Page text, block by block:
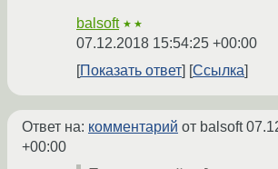
balsoft ★★
07.12.2018 15:54:25 +00:00
Показать ответ
Ссылка
Ответ на: комментарий от balsoft
+00:00